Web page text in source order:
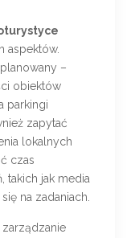
aspektów.
–
obiektów
parkingi
zapytać
lokalnych
czas
takich jak media
na zadaniach.